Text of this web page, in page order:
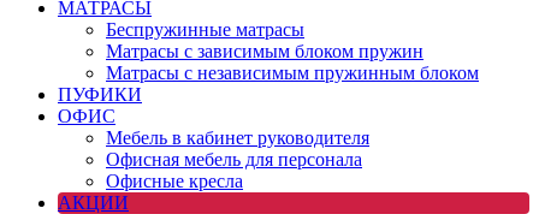
МАТРАСЫ
Беспружинные матрасы
Матрасы с зависимым блоком пружин
Матрасы с независимым пружинным блоком
ПУФИКИ
ОФИС
Мебель в кабинет руководителя
Офисная мебель для персонала
Офисные кресла
АКЦИИ